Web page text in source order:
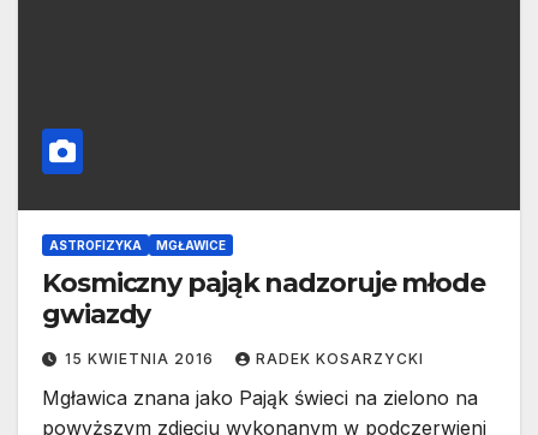
ASTROFIZYKA MGŁAWICE
Kosmiczny pająk nadzoruje młode
gwiazdy
15 KWIETNIA 2016 RADEK KOSARZYCKI
Mgławica znana jako Pająk świeci na zielono na
powyższym zdjęciu wykonanym w podczerwieni